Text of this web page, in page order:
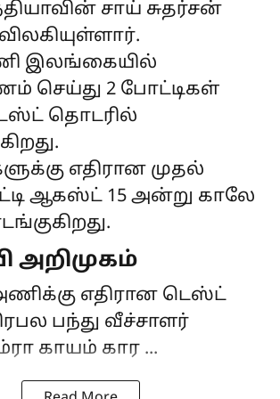
சாய் சுதர்சன்
இலங்கையில்
செய்து 2 போட்டிகள்
தொடரில்
எதிரான முதல்
ஆகஸ்ட் 15 அன்று காலே
அறிமுகம்
எதிரான டெஸ்ட்
பந்து வீச்சாளர்
காயம் கார ...